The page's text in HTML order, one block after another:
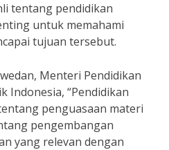
tentang pendidikan
untuk memahami
tujuan tersebut.
Menteri Pendidikan
Indonesia, “Pendidikan
penguasaan materi
pengembangan
yang relevan dengan